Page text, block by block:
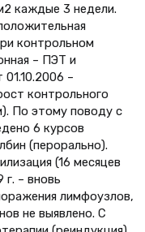
каждые 3 недели.
контрольном
– ПЭТ и
–
контрольного
По этому поводу с
6 курсов
(перорально).
(16 месяцев
– вновь
лимфоузлов,
не выявлено. С